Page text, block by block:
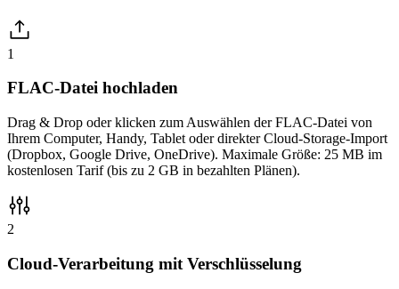
1
FLAC-Datei hochladen
Drag & Drop oder klicken zum Auswählen der FLAC-Datei von
Ihrem Computer, Handy, Tablet oder direkter Cloud-Storage-Import
(Dropbox, Google Drive, OneDrive). Maximale Größe: 25 MB im
kostenlosen Tarif (bis zu 2 GB in bezahlten Plänen).
2
Cloud-Verarbeitung mit Verschlüsselung